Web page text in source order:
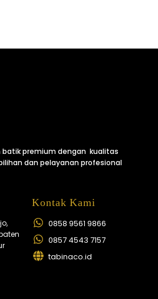
batik premium dengan kualitas
dan pelayanan profesional
Kontak Kami
0858 9561 9866
0857 4543 7157
tabinaco.id